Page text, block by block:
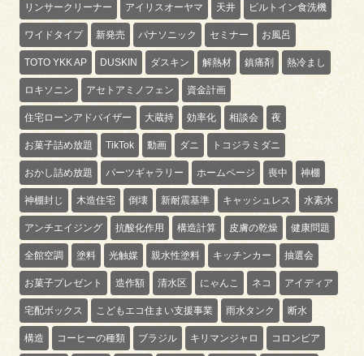
リンサークリーナー アイリスオーヤマ 天井 ビルトイン食洗機
ワイドタイプ 新発売 パナソニック セミナー お風呂
TOTO YKK AP DUSKIN ダスキン 解熱材 鎮痛剤 熱冷まし
ロキソニン アセトアミノフェン 資金計画
住宅ローンアドバイザー 大蔵持 効率化 相談会 夜
お菓子詰め放題 TikTok 動画 ダニ トコジラミダニ
おかし詰め放題 パーツギャラリー ホームページ 喪中 神棚
神棚封じ 木造住宅 倒壊 新耐震基準 キャッシュレス 水素水
アンチエイジング 抗酸化作用 構造計算 皮膚の乾燥 健康問題
全館空調 塗料 光触媒 親水性塗料 キッチンカー 抽選会
お菓子プレゼント 造作額 清水区 にゃんこ ネコ アイディア
宅配ボックス こどもエコ住まい支援事業 雨水タンク 断水
構造 コーヒーの種類 ブラジル キリマンジャロ コロンビア